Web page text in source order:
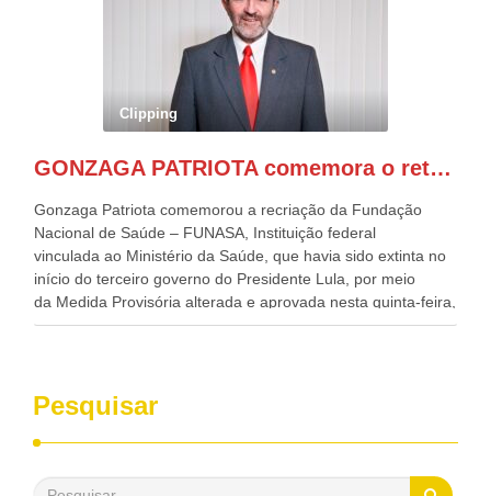
Desenvolvimento, Indústria, Comércio e Serviços, o ex
governador de Pernambuco, agora Presidente do Banco do
Nordeste, Paulo Câmara, o ex Deputado Federal, e
atualmente Superintendente da SUDENE, Danilo Cabral, da
Governadora de Pernambuco, Raquel Lyra, os ministros da
Casa Civil, Rui Costa, e da Integração e do Desenvolvimento
de todo Nordeste que também ajudam a fomentar o
Clipping
GONZAGA PATRIOTA comemora o retorno da FUNASA
Gonzaga Patriota comemorou a recriação da Fundação
Nacional de Saúde – FUNASA, Instituição federal
vinculada ao Ministério da Saúde, que havia sido extinta no
início do terceiro governo do Presidente Lula, por meio
da Medida Provisória alterada e aprovada nesta quinta-feira,
pelo Congresso Nacional. Gonzaga Patriota disse hoje em
desenvolvimento dos seus municípios e, somente o ano
passado, essa Fundação distribuiu mais de três bilhões de
reais, com suas maravilhosas ações, dentre alas, mais de
saneamento básico, em pequenas comunidades rurais.
Pesquisar